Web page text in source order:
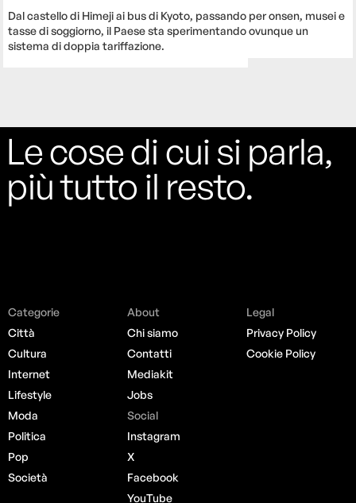
Dal castello di Himeji ai bus di Kyoto, passando per onsen, musei e
tasse di soggiorno, il Paese sta sperimentando ovunque un
sistema di doppia tariffazione.
Le cose di cui si parla,
più tutto il resto.
Categorie
Città
Cultura
Internet
Lifestyle
Moda
Politica
Pop
Società
About
Chi siamo
Contatti
Mediakit
Jobs
Social
Instagram
X
Facebook
YouTube
Legal
Privacy Policy
Cookie Policy